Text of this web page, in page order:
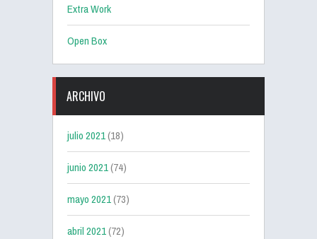
Extra Work
Open Box
ARCHIVO
julio 2021(18)
junio 2021(74)
mayo 2021(73)
abril 2021(72)